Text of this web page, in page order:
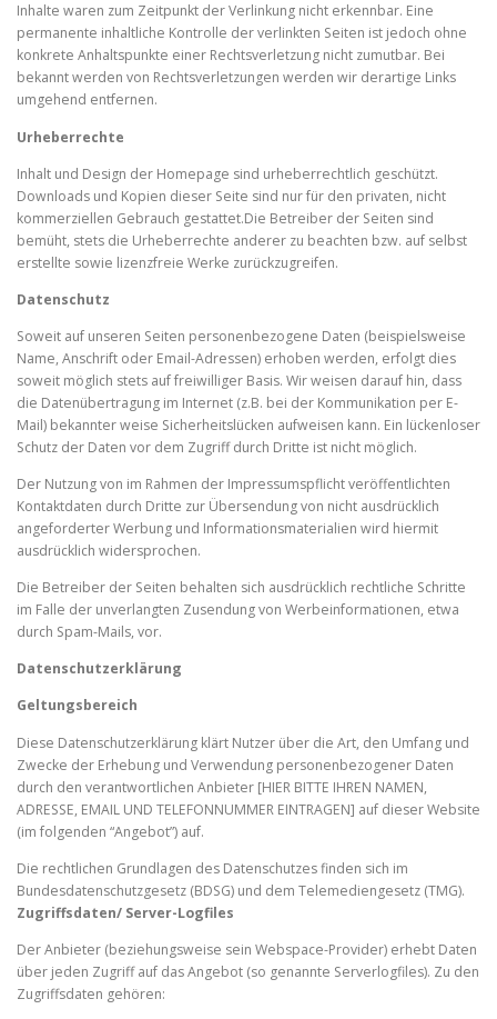
Inhalte waren zum Zeitpunkt der Verlinkung nicht erkennbar. Eine
permanente inhaltliche Kontrolle der verlinkten Seiten ist jedoch ohne
konkrete Anhaltspunkte einer Rechtsverletzung nicht zumutbar. Bei
bekannt werden von Rechtsverletzungen werden wir derartige Links
umgehend entfernen.
Urheberrechte
Inhalt und Design der Homepage sind urheberrechtlich geschützt.
Downloads und Kopien dieser Seite sind nur für den privaten, nicht
kommerziellen Gebrauch gestattet.Die Betreiber der Seiten sind
bemüht, stets die Urheberrechte anderer zu beachten bzw. auf selbst
erstellte sowie lizenzfreie Werke zurückzugreifen.
Datenschutz
Soweit auf unseren Seiten personenbezogene Daten (beispielsweise
Name, Anschrift oder Email-Adressen) erhoben werden, erfolgt dies
soweit möglich stets auf freiwilliger Basis. Wir weisen darauf hin, dass
die Datenübertragung im Internet (z.B. bei der Kommunikation per E-
Mail) bekannter weise Sicherheitslücken aufweisen kann. Ein lückenloser
Schutz der Daten vor dem Zugriff durch Dritte ist nicht möglich.
Der Nutzung von im Rahmen der Impressumspflicht veröffentlichten
Kontaktdaten durch Dritte zur Übersendung von nicht ausdrücklich
angeforderter Werbung und Informationsmaterialien wird hiermit
ausdrücklich widersprochen.
Die Betreiber der Seiten behalten sich ausdrücklich rechtliche Schritte
im Falle der unverlangten Zusendung von Werbeinformationen, etwa
durch Spam-Mails, vor.
Datenschutzerklärung
Geltungsbereich
Diese Datenschutzerklärung klärt Nutzer über die Art, den Umfang und
Zwecke der Erhebung und Verwendung personenbezogener Daten
durch den verantwortlichen Anbieter [HIER BITTE IHREN NAMEN,
ADRESSE, EMAIL UND TELEFONNUMMER EINTRAGEN] auf dieser Website
(im folgenden “Angebot”) auf.
Die rechtlichen Grundlagen des Datenschutzes finden sich im
Bundesdatenschutzgesetz (BDSG) und dem Telemediengesetz (TMG).
Zugriffsdaten/ Server-Logfiles
Der Anbieter (beziehungsweise sein Webspace-Provider) erhebt Daten
über jeden Zugriff auf das Angebot (so genannte Serverlogfiles). Zu den
Zugriffsdaten gehören: